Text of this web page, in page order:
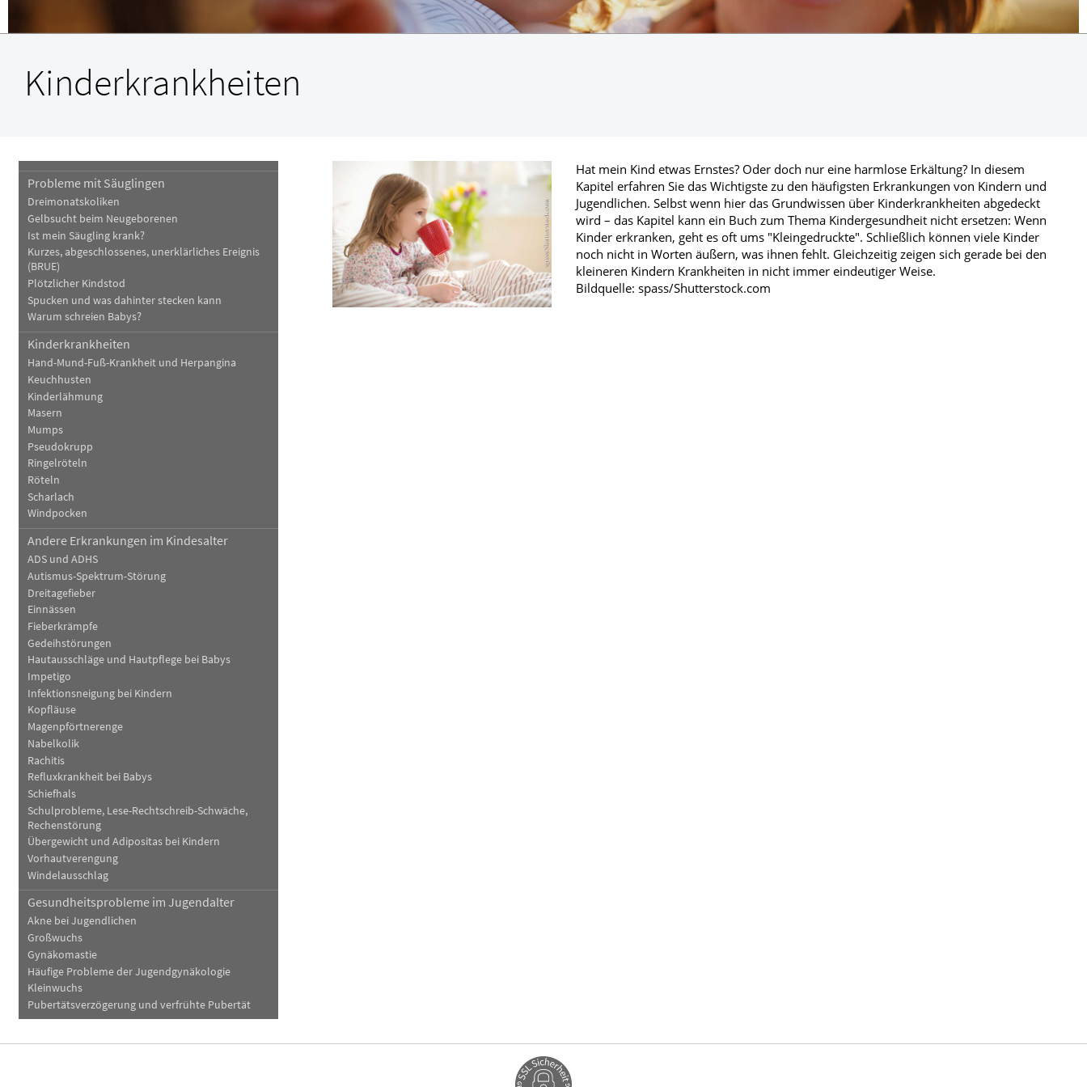
Schmerz- und Schlafmedizin
Kinderkrankheiten
Probleme mit Säuglingen
Dreimonatskoliken
Gelbsucht beim Neugeborenen
Ist mein Säugling krank?
Kurzes, abgeschlossenes, unerklärliches Ereignis
(BRUE)
Plötzlicher Kindstod
Spucken und was dahinter stecken kann
Warum schreien Babys?
Kinderkrankheiten
Hand-Mund-Fuß-Krankheit und Herpangina
Keuchhusten
Kinderlähmung
Masern
Mumps
Pseudokrupp
Ringelröteln
Röteln
Scharlach
Windpocken
Andere Erkrankungen im Kindesalter
ADS und ADHS
Autismus-Spektrum-Störung
Dreitagefieber
Einnässen
Fieberkrämpfe
Gedeihstörungen
Hautausschläge und Hautpflege bei Babys
Impetigo
Infektionsneigung bei Kindern
Kopfläuse
Magenpförtnerenge
Nabelkolik
Rachitis
Refluxkrankheit bei Babys
Schiefhals
Schulprobleme, Lese-Rechtschreib-Schwäche,
Rechenstörung
Übergewicht und Adipositas bei Kindern
Vorhautverengung
Windelausschlag
Gesundheitsprobleme im Jugendalter
Akne bei Jugendlichen
Großwuchs
Gynäkomastie
Häufige Probleme der Jugendgynäkologie
Kleinwuchs
Pubertätsverzögerung und verfrühte Pubertät
Hat mein Kind etwas Ernstes? Oder doch nur eine harmlose Erkältung? In diesem
Kapitel erfahren Sie das Wichtigste zu den häufigsten Erkrankungen von Kindern und
Jugendlichen. Selbst wenn hier das Grundwissen über Kinderkrankheiten abgedeckt
wird – das Kapitel kann ein Buch zum Thema Kindergesundheit nicht ersetzen: Wenn
Kinder erkranken, geht es oft ums "Kleingedruckte". Schließlich können viele Kinder
noch nicht in Worten äußern, was ihnen fehlt. Gleichzeitig zeigen sich gerade bei den
kleineren Kindern Krankheiten in nicht immer eindeutiger Weise.
Bildquelle: spass/Shutterstock.com